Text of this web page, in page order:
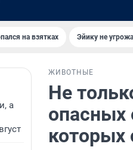
на взятках Эйику не
а
ЖИВОТНЫЕ
Не
опасных
которых